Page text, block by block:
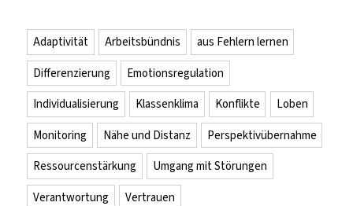
Adaptivität Arbeitsbündnis
aus Fehlern lernen
Differenzierung
Emotionsregulation
Individualisierung
Klassenklima Konflikte
Loben
Monitoring
Nähe und Distanz
Perspektivübernahme
Ressourcenstärkung
Umgang mit Störungen
Verantwortung
Vertrauen